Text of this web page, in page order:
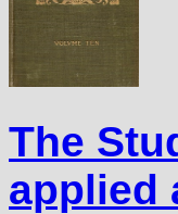
The
applied